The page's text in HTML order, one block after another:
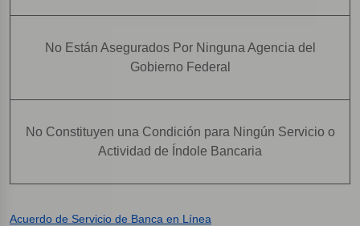
No Están Asegurados Por Ninguna Agencia del
Gobierno Federal
No Constituyen una Condición para Ningún Servicio o
Actividad de Índole Bancaria
Acuerdo de Servicio de Banca en Línea